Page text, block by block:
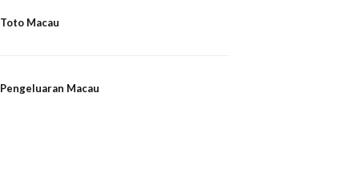
Toto Macau
Pengeluaran Macau